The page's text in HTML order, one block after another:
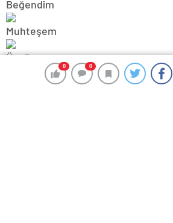
0 0
0 0